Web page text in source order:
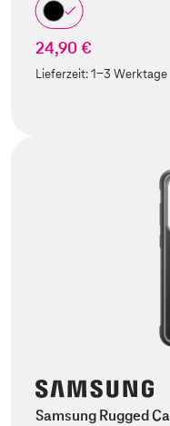
24,90 €
Lieferzeit:1-3 Werktage
Samsung Rugged